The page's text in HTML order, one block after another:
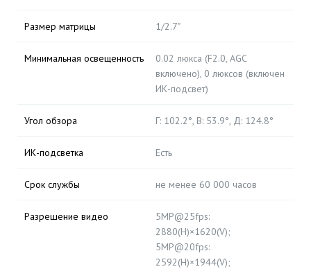
Размер матрицы 1/2.7"
Минимальная освещенность
0.02 люкса (F2.0, AGC
включено), 0 люксов (включен
ИК-подсвет)
Угол обзора Г: 102.2°, В: 53.9°, Д: 124.8°
ИК-подсветка Есть
Срок службы не менее 60 000 часов
Разрешение видео
5MP@25fps:
2880(H)×1620(V);
5MP@20fps:
2592(H)×1944(V);